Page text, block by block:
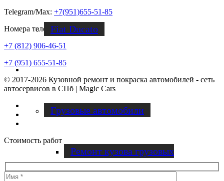
Fiat Ducato
Грузовые автомобили
Ремонт кузова грузовых
Telegram/Max: +7(951)655-51-85
Номера телефонов
+7 (812) 906-46-51
+7 (951) 655-51-85
© 2017-2026 Кузовной ремонт и покраска автомобилей - сеть
автосервисов в СПб | Magic Cars
Instagram
Стоимость работ